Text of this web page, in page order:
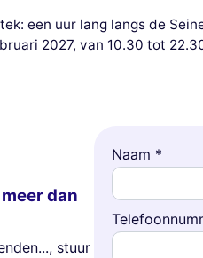
een uur lang langs de
2027, van 10.30 tot
dan
stuur
Naam *